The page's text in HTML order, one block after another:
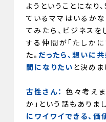
ようということになり
ているママはいるか
てみたら、ビジネスを
する仲間が「たしかに
た。 だったら、想いに
間になりたい と決めま
古性さん： 色々考え
か」という話もありま
にワイワイできる、